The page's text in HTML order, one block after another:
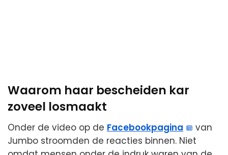
Waarom haar bescheiden kar
zoveel losmaakt
Onder de video op de Facebookpagina
van
Jumbo stroomden de reacties binnen. Niet